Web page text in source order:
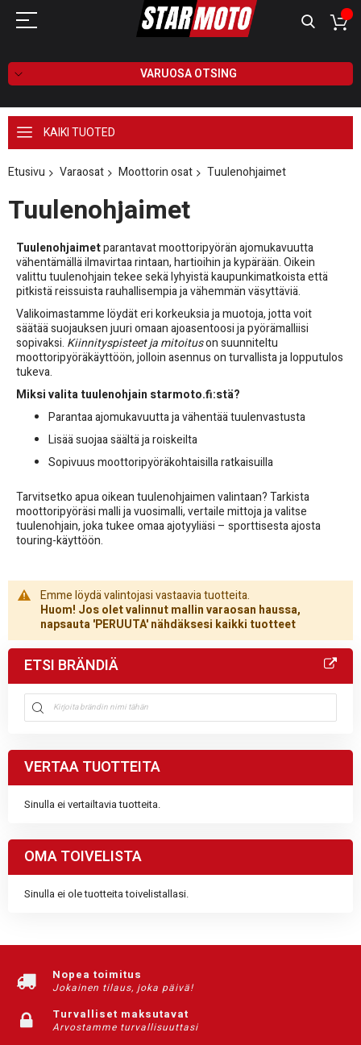
VARUOSA OTSING
KAIKI TUOTED
Etusivu Varaosat Moottorin osat Tuulenohjaimet
Tuulenohjaimet
Tuulenohjaimetparantavat moottoripyörän ajomukavuutta
vähentämällä ilmavirtaa rintaan, hartioihin ja kypärään. Oikein
valittu tuulenohjain tekee sekä lyhyistä kaupunkimatkoista että
pitkistä reissuista rauhallisempia ja vähemmän väsyttäviä.
Valikoimastamme löydät eri korkeuksia ja muotoja, jotta voit
säätää suojauksen juuri omaan ajoasentoosi ja pyörämalliisi
sopivaksi. Kiinnityspisteet ja mitoituson suunniteltu
moottoripyöräkäyttöön, jolloin asennus on turvallista ja lopputulos
tukeva.
Miksi valita tuulenohjain starmoto.fi:stä?
Parantaa ajomukavuutta ja vähentää tuulenvastusta
Lisää suojaa säältä ja roiskeilta
Sopivuus moottoripyöräkohtaisilla ratkaisuilla
Tarvitsetko apua oikean tuulenohjaimen valintaan? Tarkista
moottoripyöräsi malli ja vuosimalli, vertaile mittoja ja valitse
tuulenohjain, joka tukee omaa ajotyyliäsi – sporttisesta ajosta
touring-käyttöön.
Emme löydä valintojasi vastaavia tuotteita.
Huom! Jos olet valinnut mallin varaosan haussa,
napsauta 'PERUUTA' nähdäksesi kaikki tuotteet
ETSI BRÄNDIÄ
VERTAA TUOTTEITA
Sinulla ei vertailtavia tuotteita.
OMA TOIVELISTA
Sinulla ei ole tuotteita toivelistallasi.
Nopea toimitus
Jokainen tilaus, joka päivä!
Turvalliset maksutavat
Arvostamme turvallisuuttasi